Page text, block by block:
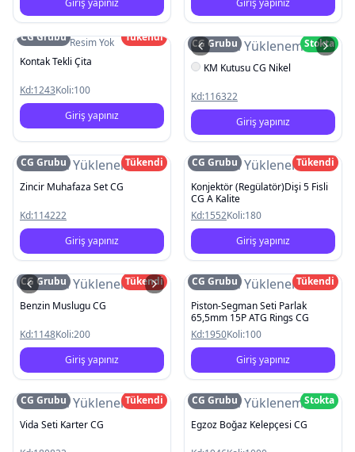
Resim Yok
CG Grubu
Tükendi
Kontak Tekli Çita
Kd:1243Koli:100
Giriş yapınız
Resim Yüklenemedi
CG Grubu
Stokta
KM Kutusu CG Nikel
Kd:116322
Giriş yapınız
Resim Yüklenemedi
CG Grubu
Tükendi
Zincir Muhafaza Set CG
Kd:114222
Giriş yapınız
Resim Yüklenemedi
CG Grubu
Tükendi
Konjektör (Regülatör)Dişi 5 Fisli
CG A Kalite
Kd:1552Koli:180
Giriş yapınız
Resim Yüklenemedi
CG Grubu
Tükendi
Benzin Muslugu CG
Kd:1148Koli:200
Giriş yapınız
Resim Yüklenemedi
CG Grubu
Tükendi
Piston-Segman Seti Parlak
65,5mm 15P ATG Rings CG
Kd:1950Koli:100
Giriş yapınız
Resim Yüklenemedi
CG Grubu
Tükendi
Vida Seti Karter CG
Resim Yüklenemedi
CG Grubu
Stokta
Egzoz Boğaz Kelepçesi CG